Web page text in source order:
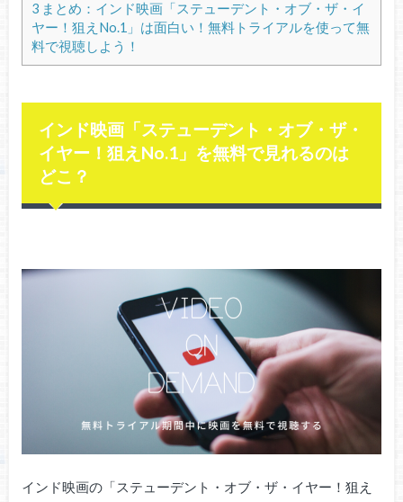
3まとめ：インド映画「ステューデント・オブ・ザ・イ
ヤー！狙えNo.1」は面白い！無料トライアルを使って無
料で視聴しよう！
インド映画「ステューデント・オブ・ザ・
イヤー！狙えNo.1」を無料で見れるのは
どこ？
インド映画の「ステューデント・オブ・ザ・イヤー！狙え